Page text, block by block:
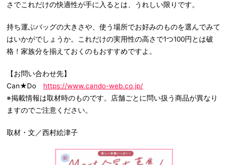
さでこれだけの快適性が手に入るとは、うれしい限りです。
持ち運ぶバッグの大きさや、使う場所でお好みのものを選んでみて
はいかがでしょうか。これだけの実用性の高さで1つ100円とは破
格！家族分を揃えておくのもおすすめですよ。
【お問い合わせ先】
Can★Do https://www.cando-web.co.jp/
※掲載情報は取材時のものです。店舗ごとに問い扱う商品が異なり
ますのでご注意ください。
取材・文／西村絵津子